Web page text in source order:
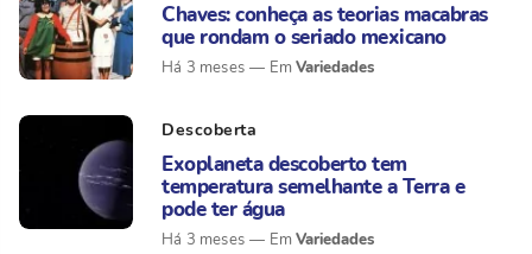
Chaves: conheça as teorias macabras
que rondam o seriado mexicano
Há 3 meses Variedades
Descoberta
Exoplaneta descoberto tem
temperatura semelhante a Terra e
pode ter água
Há 3 meses Variedades